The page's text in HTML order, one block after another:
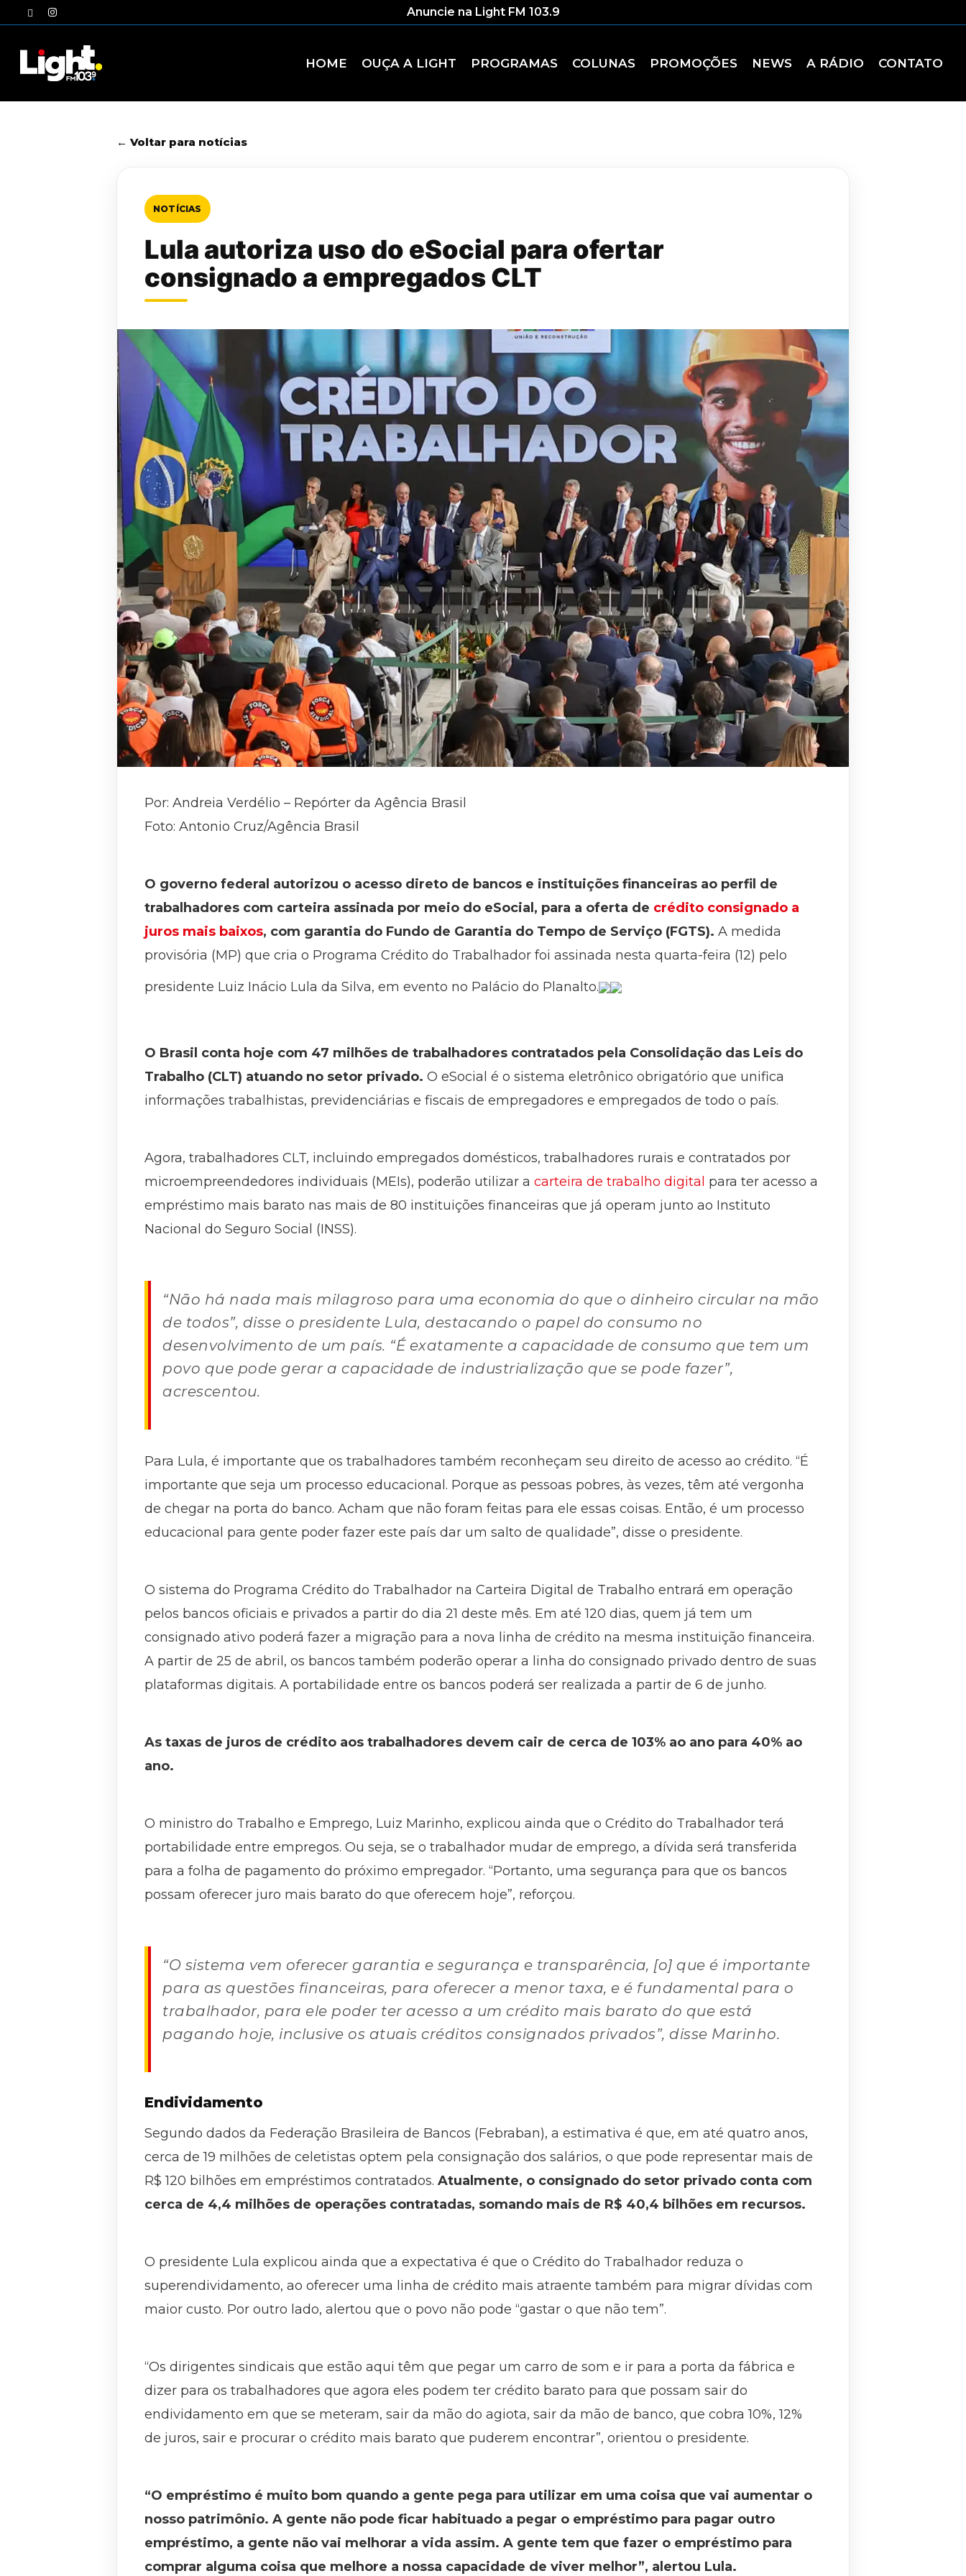
to
twitterinstagram Anuncie na Light FM 103.9
HOME OUÇA A LIGHT PROGRAMAS COLUNAS PROMOÇÕES NEWS A RÁDIO CONTATO
← Voltar para notícias
NOTÍCIAS
Lula autoriza uso do eSocial para ofertar
consignado a empregados CLT
Por: Andreia Verdélio – Repórter da Agência Brasil
Foto: Antonio Cruz/Agência Brasil
O governo federal autorizou o acesso direto de bancos e instituições financeiras ao perfil de
trabalhadores com carteira assinada por meio do eSocial, para a oferta de crédito consignado a
juros mais baixos, com garantia do Fundo de Garantia do Tempo de Serviço (FGTS). A medida
provisória (MP) que cria o Programa Crédito do Trabalhador foi assinada nesta quarta-feira (12) pelo
presidente Luiz Inácio Lula da Silva, em evento no Palácio do Planalto.
O Brasil conta hoje com 47 milhões de trabalhadores contratados pela Consolidação das Leis do
Trabalho (CLT) atuando no setor privado. O eSocial é o sistema eletrônico obrigatório que unifica
informações trabalhistas, previdenciárias e fiscais de empregadores e empregados de todo o país.
Agora, trabalhadores CLT, incluindo empregados domésticos, trabalhadores rurais e contratados por
microempreendedores individuais (MEIs), poderão utilizar a carteira de trabalho digital para ter acesso a
empréstimo mais barato nas mais de 80 instituições financeiras que já operam junto ao Instituto
Nacional do Seguro Social (INSS).
“Não há nada mais milagroso para uma economia do que o dinheiro circular na mão
de todos”, disse o presidente Lula, destacando o papel do consumo no
desenvolvimento de um país. “É exatamente a capacidade de consumo que tem um
povo que pode gerar a capacidade de industrialização que se pode fazer”,
acrescentou.
Para Lula, é importante que os trabalhadores também reconheçam seu direito de acesso ao crédito. “É
importante que seja um processo educacional. Porque as pessoas pobres, às vezes, têm até vergonha
de chegar na porta do banco. Acham que não foram feitas para ele essas coisas. Então, é um processo
educacional para gente poder fazer este país dar um salto de qualidade”, disse o presidente.
O sistema do Programa Crédito do Trabalhador na Carteira Digital de Trabalho entrará em operação
pelos bancos oficiais e privados a partir do dia 21 deste mês. Em até 120 dias, quem já tem um
consignado ativo poderá fazer a migração para a nova linha de crédito na mesma instituição financeira.
A partir de 25 de abril, os bancos também poderão operar a linha do consignado privado dentro de suas
plataformas digitais. A portabilidade entre os bancos poderá ser realizada a partir de 6 de junho.
As taxas de juros de crédito aos trabalhadores devem cair de cerca de 103% ao ano para 40% ao
ano.
O ministro do Trabalho e Emprego, Luiz Marinho, explicou ainda que o Crédito do Trabalhador terá
portabilidade entre empregos. Ou seja, se o trabalhador mudar de emprego, a dívida será transferida
para a folha de pagamento do próximo empregador. “Portanto, uma segurança para que os bancos
possam oferecer juro mais barato do que oferecem hoje”, reforçou.
“O sistema vem oferecer garantia e segurança e transparência, [o] que é importante
para as questões financeiras, para oferecer a menor taxa, e é fundamental para o
trabalhador, para ele poder ter acesso a um crédito mais barato do que está
pagando hoje, inclusive os atuais créditos consignados privados”, disse Marinho.
Endividamento
Segundo dados da Federação Brasileira de Bancos (Febraban), a estimativa é que, em até quatro anos,
cerca de 19 milhões de celetistas optem pela consignação dos salários, o que pode representar mais de
R$ 120 bilhões em empréstimos contratados. Atualmente, o consignado do setor privado conta com
cerca de 4,4 milhões de operações contratadas, somando mais de R$ 40,4 bilhões em recursos.
O presidente Lula explicou ainda que a expectativa é que o Crédito do Trabalhador reduza o
superendividamento, ao oferecer uma linha de crédito mais atraente também para migrar dívidas com
maior custo. Por outro lado, alertou que o povo não pode “gastar o que não tem”.
“Os dirigentes sindicais que estão aqui têm que pegar um carro de som e ir para a porta da fábrica e
dizer para os trabalhadores que agora eles podem ter crédito barato para que possam sair do
endividamento em que se meteram, sair da mão do agiota, sair da mão de banco, que cobra 10%, 12%
de juros, sair e procurar o crédito mais barato que puderem encontrar”, orientou o presidente.
“O empréstimo é muito bom quando a gente pega para utilizar em uma coisa que vai aumentar o
nosso patrimônio. A gente não pode ficar habituado a pegar o empréstimo para pagar outro
empréstimo, a gente não vai melhorar a vida assim. A gente tem que fazer o empréstimo para
comprar alguma coisa que melhore a nossa capacidade de viver melhor”, alertou Lula.